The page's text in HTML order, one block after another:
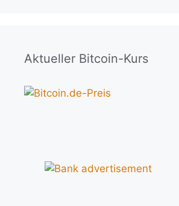
Aktueller Bitcoin-Kurs